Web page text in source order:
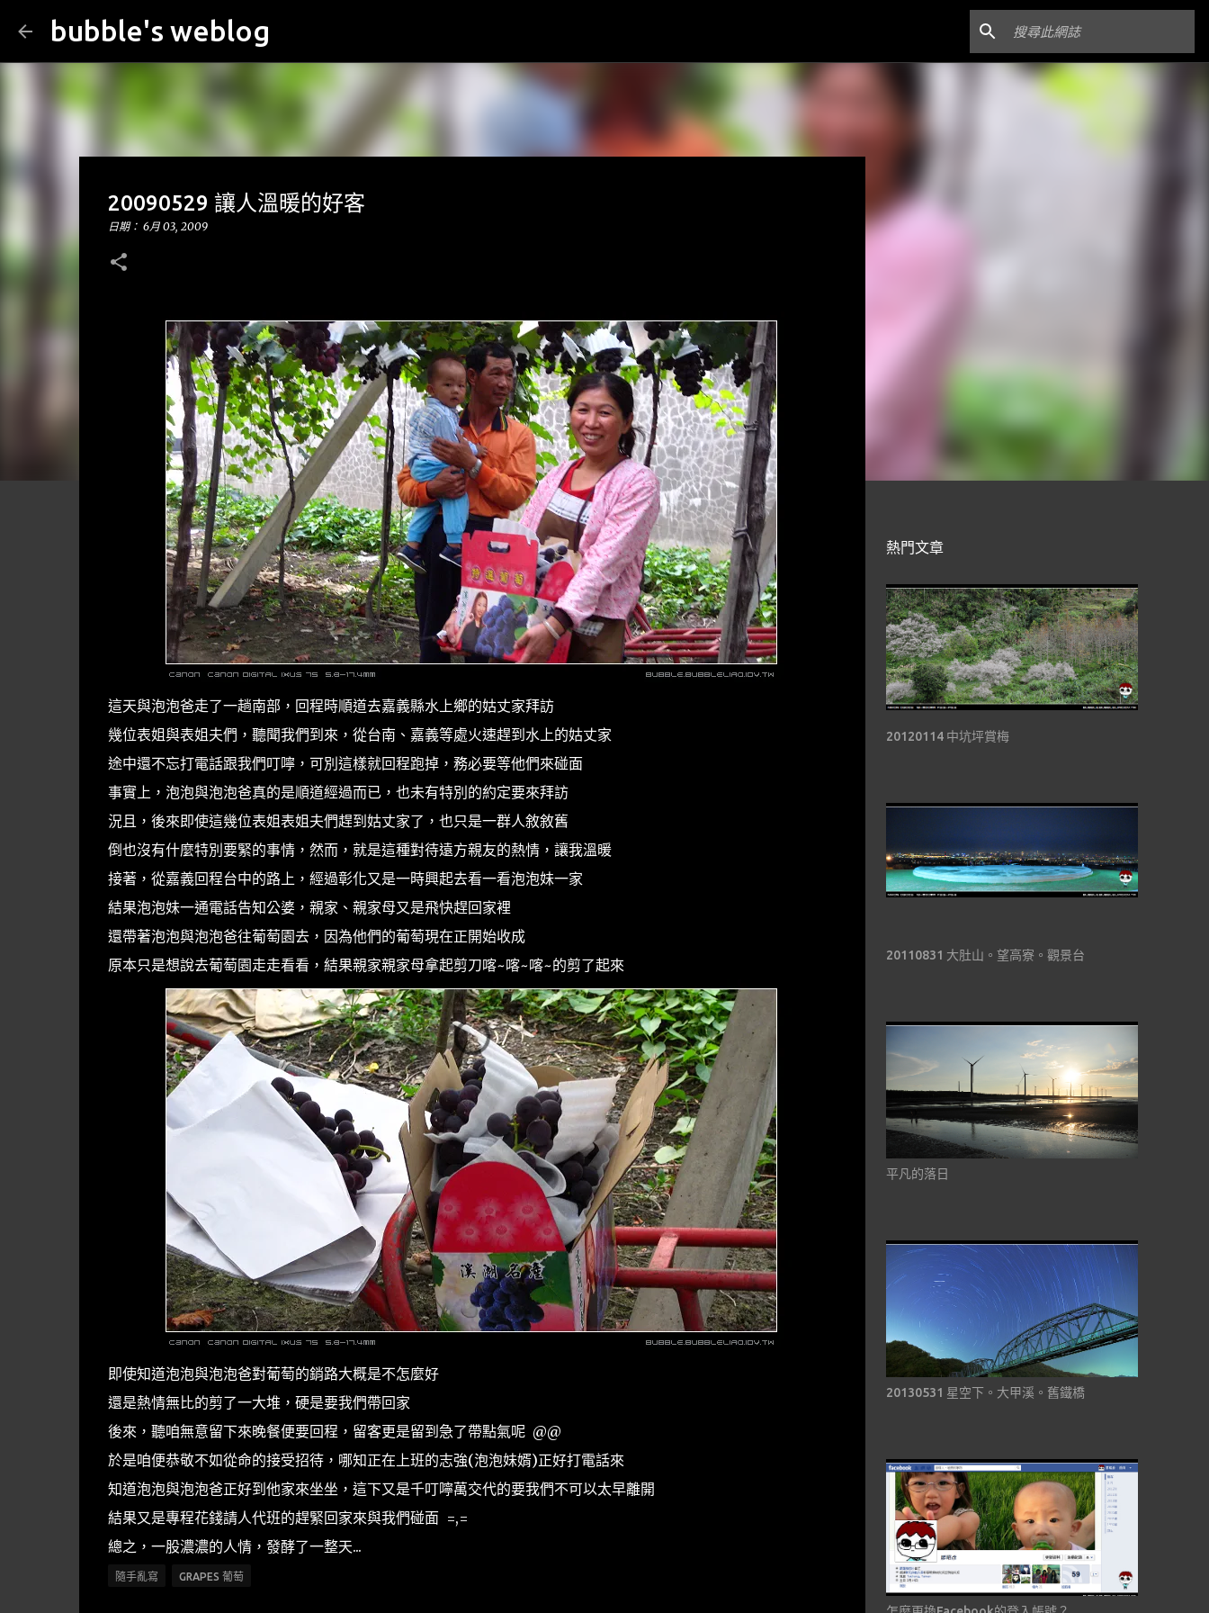
bubble's weblog
20090529 讓人溫暖的好客
日期： 6月 03, 2009
這天與泡泡爸走了一趟南部，回程時順道去嘉義縣水上鄉的姑丈家拜訪
幾位表姐與表姐夫們，聽聞我們到來，從台南、嘉義等處火速趕到水上的姑丈家
途中還不忘打電話跟我們叮嚀，可別這樣就回程跑掉，務必要等他們來碰面
事實上，泡泡與泡泡爸真的是順道經過而已，也未有特別的約定要來拜訪
況且，後來即使這幾位表姐表姐夫們趕到姑丈家了，也只是一群人敘敘舊
倒也沒有什麼特別要緊的事情，然而，就是這種對待遠方親友的熱情，讓我溫暖
接著，從嘉義回程台中的路上，經過彰化又是一時興起去看一看泡泡妹一家
結果泡泡妹一通電話告知公婆，親家、親家母又是飛快趕回家裡
還帶著泡泡與泡泡爸往葡萄園去，因為他們的葡萄現在正開始收成
原本只是想說去葡萄園走走看看，結果親家親家母拿起剪刀喀~喀~喀~的剪了起來
即使知道泡泡與泡泡爸對葡萄的銷路大概是不怎麼好
還是熱情無比的剪了一大堆，硬是要我們帶回家
後來，聽咱無意留下來晚餐便要回程，留客更是留到急了帶點氣呢 @@
於是咱便恭敬不如從命的接受招待，哪知正在上班的志強(泡泡妹婿)正好打電話來
知道泡泡與泡泡爸正好到他家來坐坐，這下又是千叮嚀萬交代的要我們不可以太早離開
結果又是專程花錢請人代班的趕緊回家來與我們碰面 =,=
總之，一股濃濃的人情，發酵了一整天...
隨手亂寫 GRAPES 葡萄
熱門文章
20120114 中坑坪賞梅
20110831 大肚山。望高寮。觀景台
平凡的落日
20130531 星空下。大甲溪。舊鐵橋